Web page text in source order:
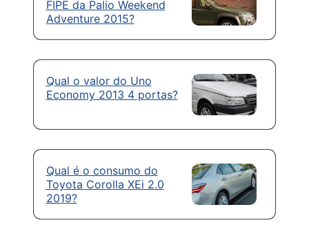
FIPE da Palio Weekend
Adventure 2015?
Qual o valor do Uno
Economy 2013 4 portas?
Qual é o consumo do
Toyota Corolla XEi 2.0
2019?